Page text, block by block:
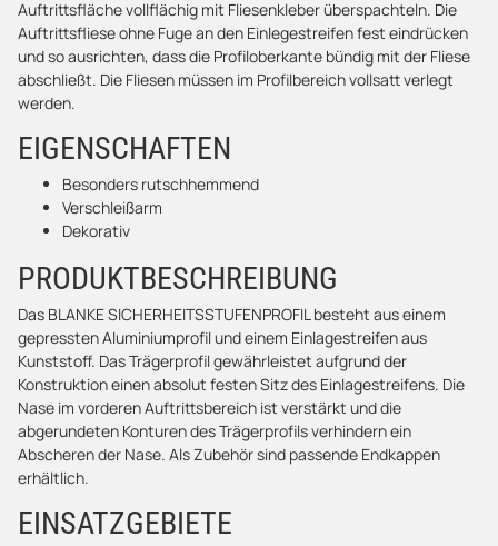
Auftrittsfläche vollflächig mit Fliesenkleber überspachteln. Die
Auftrittsfliese ohne Fuge an den Einlegestreifen fest eindrücken
und so ausrichten, dass die Profiloberkante bündig mit der Fliese
abschließt. Die Fliesen müssen im Profilbereich vollsatt verlegt
werden.
EIGENSCHAFTEN
Besonders rutschhemmend
Verschleißarm
Dekorativ
PRODUKTBESCHREIBUNG
Das BLANKE SICHERHEITSSTUFENPROFIL besteht aus einem
gepressten Aluminiumprofil und einem Einlagestreifen aus
Kunststoff. Das Trägerprofil gewährleistet aufgrund der
Konstruktion einen absolut festen Sitz des Einlagestreifens. Die
Nase im vorderen Auftrittsbereich ist verstärkt und die
abgerundeten Konturen des Trägerprofils verhindern ein
Abscheren der Nase. Als Zubehör sind passende Endkappen
erhältlich.
EINSATZGEBIETE